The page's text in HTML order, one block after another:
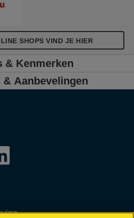
SHOPS VIND JE HIER
& Kenmerken
Aanbevelingen